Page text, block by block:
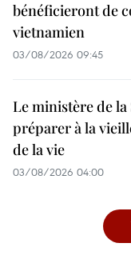
bénéficieront de
vietnamien
03/08/2026 09:45
Le ministère de la
préparer à la
de la vie
03/08/2026 04:00